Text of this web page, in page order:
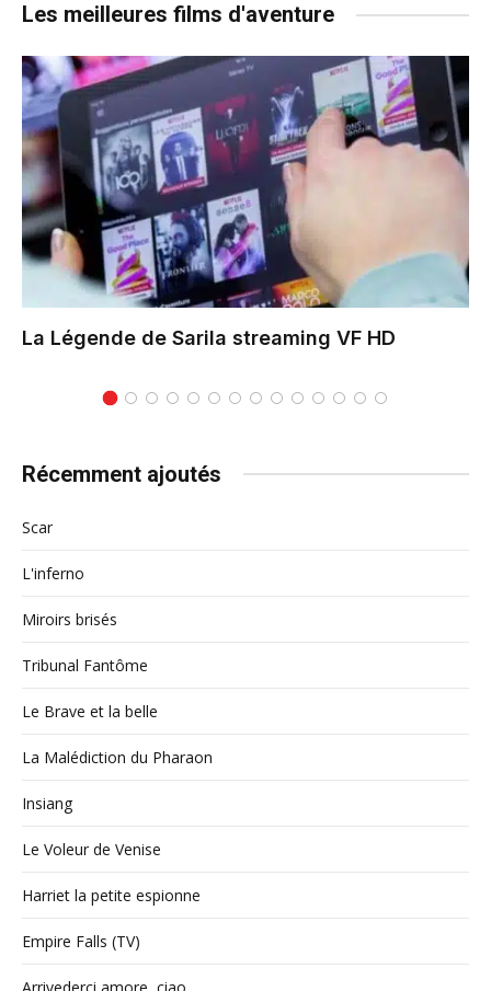
Les meilleures films d'aventure
La Légende de Sarila streaming VF HD
Récemment ajoutés
Scar
L'inferno
Miroirs brisés
Tribunal Fantôme
Le Brave et la belle
La Malédiction du Pharaon
Insiang
Le Voleur de Venise
Harriet la petite espionne
Empire Falls (TV)